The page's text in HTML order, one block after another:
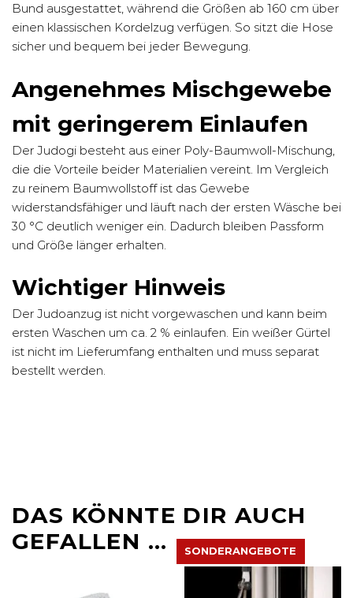
Bund ausgestattet, während die Größen ab 160 cm über
einen klassischen Kordelzug verfügen. So sitzt die Hose
sicher und bequem bei jeder Bewegung.
Angenehmes Mischgewebe
mit geringerem Einlaufen
Der Judogi besteht aus einer Poly-Baumwoll-Mischung,
die die Vorteile beider Materialien vereint. Im Vergleich
zu reinem Baumwollstoff ist das Gewebe
widerstandsfähiger und läuft nach der ersten Wäsche bei
30 °C deutlich weniger ein. Dadurch bleiben Passform
und Größe länger erhalten.
Wichtiger Hinweis
Der Judoanzug ist nicht vorgewaschen und kann beim
ersten Waschen um ca. 2 % einlaufen. Ein weißer Gürtel
ist nicht im Lieferumfang enthalten und muss separat
bestellt werden.
DAS KÖNNTE DIR AUCH
GEFALLEN …
SONDERANGEBOTE